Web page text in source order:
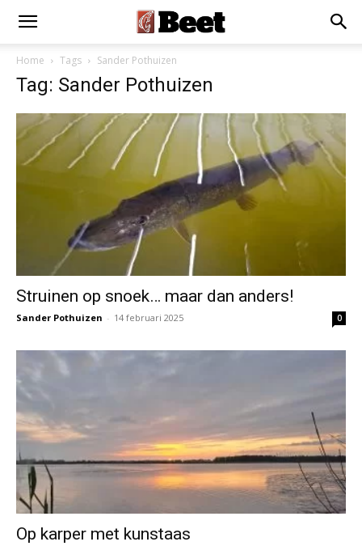
Home Tags Sander Pothuizen
Tag: Sander Pothuizen
Struinen op snoek… maar dan anders!
Sander Pothuizen - 14 februari 2025 0
Op karper met kunstaas